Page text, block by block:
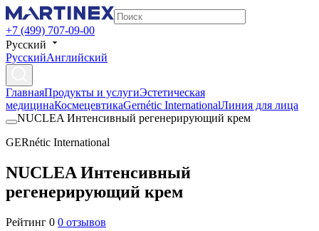
+7 (499) 707-09-00
Русский
РусскийАнглийский
ГлавнаяПродукты и услугиЭстетическая
медицинаКосмецевтикаGernétic InternationalЛиния для лица
NUCLEA Интенсивный регенерирующий крем
GERnétic International
NUCLEA Интенсивный
регенерирующий крем
Рейтинг 0 0 отзывов